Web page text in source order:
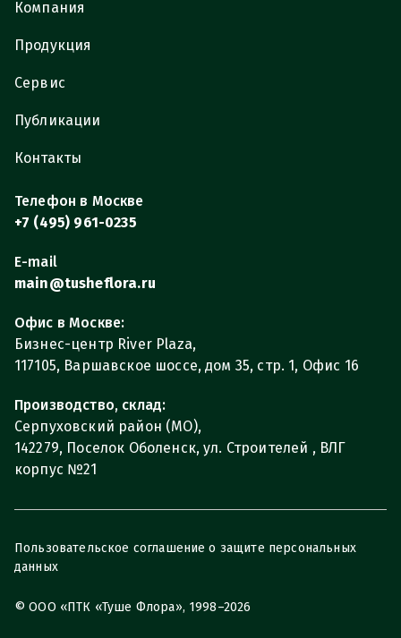
Компания
Продукция
Сервис
Публикации
Контакты
Телефон в Москве
+7 (495) 961-0235
E-mail
main@tusheflora.ru
Офис в Москве:
Бизнес-центр River Plaza,
117105, Варшавское шоссе, дом 35, стр. 1, Офис 16
Производство, склад:
Серпуховский район (МО),
142279, Поселок Оболенск, ул. Строителей , ВЛГ
корпус №21
© ООО «ПТК «Туше Флора», 1998–2026
Пользовательское соглашение о защите персональных
данных